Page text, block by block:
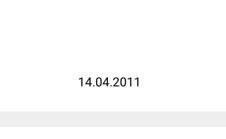
14.04.2011